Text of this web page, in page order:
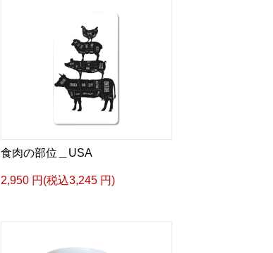
食肉の部位＿USA
2,950 円(税込3,245 円)